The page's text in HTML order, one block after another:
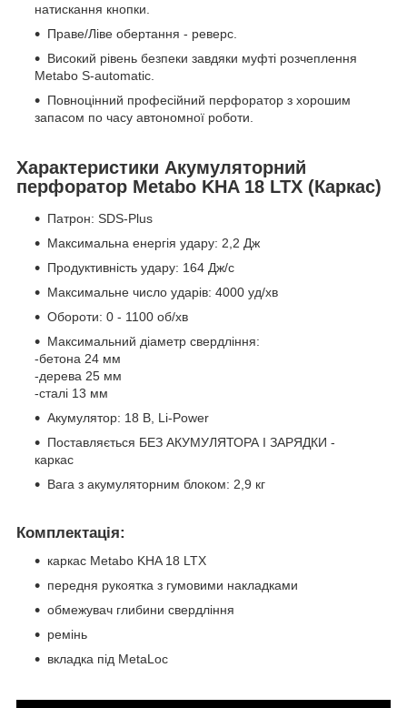
натискання кнопки.
Праве/Ліве обертання - реверс.
Високий рівень безпеки завдяки муфті розчеплення
Metabo S-automatic.
Повноцінний професійний перфоратор з хорошим
запасом по часу автономної роботи.
Характеристики Акумуляторний
перфоратор Metabo KHA 18 LTX (Каркас)
Патрон: SDS-Plus
Максимальна енергія удару: 2,2 Дж
Продуктивність удару: 164 Дж/с
Максимальне число ударів: 4000 уд/хв
Обороти: 0 - 1100 об/хв
Максимальний діаметр свердління:
-бетона 24 мм
-дерева 25 мм
-сталі 13 мм
Акумулятор: 18 В, Li-Power
Поставляється БЕЗ АКУМУЛЯТОРА І ЗАРЯДКИ -
каркас
Вага з акумуляторним блоком: 2,9 кг
Комплектація:
каркас Metabo KHA 18 LTX
передня рукоятка з гумовими накладками
обмежувач глибини свердління
ремінь
вкладка під MetaLoc